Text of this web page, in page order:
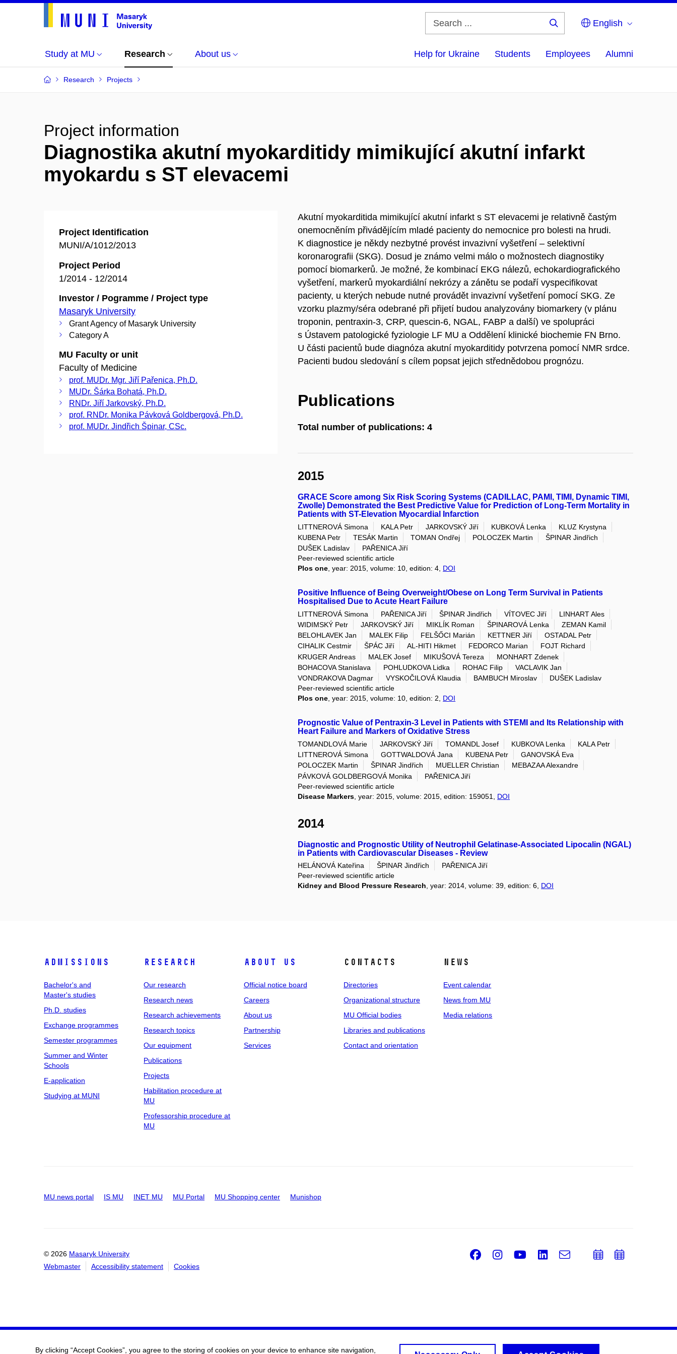
English
Study at MU Research About us Help for Ukraine Students Employees Alumni
Research Projects
Project information
Diagnostika akutní myokarditidy mimikující akutní infarkt
myokardu s ST elevacemi
Project Identification
MUNI/A/1012/2013
Project Period
1/2014 - 12/2014
Investor / Pogramme / Project type
Masaryk University
Grant Agency of Masaryk University
Category A
MU Faculty or unit
Faculty of Medicine
prof. MUDr. Mgr. Jiří Pařenica, Ph.D.
MUDr. Šárka Bohatá, Ph.D.
RNDr. Jiří Jarkovský, Ph.D.
prof. RNDr. Monika Pávková Goldbergová, Ph.D.
prof. MUDr. Jindřich Špinar, CSc.
Akutní myokarditida mimikující akutní infarkt s ST elevacemi je relativně častým
onemocněním přivádějícím mladé pacienty do nemocnice pro bolesti na hrudi.
K diagnostice je někdy nezbytné provést invazivní vyšetření – selektivní
koronarografii (SKG). Dosud je známo velmi málo o možnostech diagnostiky
pomocí biomarkerů. Je možné, že kombinací EKG nálezů, echokardiografického
vyšetření, markerů myokardiální nekrózy a zánětu se podaří vyspecifikovat
pacienty, u kterých nebude nutné provádět invazivní vyšetření pomocí SKG. Ze
vzorku plazmy/séra odebrané při přijetí budou analyzovány biomarkery (v plánu
troponin, pentraxin-3, CRP, quescin-6, NGAL, FABP a další) ve spolupráci
s Ústavem patologické fyziologie LF MU a Oddělení klinické biochemie FN Brno.
U části pacientů bude diagnóza akutní myokarditidy potvrzena pomocí NMR srdce.
Pacienti budou sledování s cílem popsat jejich střednědobou prognózu.
Publications
Total number of publications: 4
2015
GRACE Score among Six Risk Scoring Systems (CADILLAC, PAMI, TIMI, Dynamic TIMI,
Zwolle) Demonstrated the Best Predictive Value for Prediction of Long-Term Mortality in
Patients with ST-Elevation Myocardial Infarction
LITTNEROVÁ Simona KALA Petr JARKOVSKÝ Jiří KUBKOVÁ Lenka
KLUZ Krystyna
KUBENA Petr
TESÁK Martin TOMAN Ondřej POLOCZEK Martin
ŠPINAR Jindřich
DUŠEK Ladislav
PAŘENICA Jiří
Peer-reviewed scientific article
Plos one, year: 2015, volume: 10, edition: 4, DOI
Positive Influence of Being Overweight/Obese on Long Term Survival in Patients
Hospitalised Due to Acute Heart Failure
LITTNEROVÁ Simona PAŘENICA Jiří ŠPINAR Jindřich VÍTOVEC Jiří
LINHART Ales
WIDIMSKÝ Petr
JARKOVSKÝ Jiří MIKLÍK Roman ŠPINAROVÁ Lenka
ZEMAN Kamil
BELOHLAVEK Jan
MALEK Filip FELŠŐCI Marián KETTNER Jiří
OSTADAL Petr
CIHALIK Cestmir
ŠPÁC Jiří AL-HITI Hikmet FEDORCO Marian
FOJT Richard
KRUGER Andreas
MALEK Josef MIKUŠOVÁ Tereza
MONHART Zdenek
BOHACOVA Stanislava
POHLUDKOVA Lidka ROHAC Filip
VACLAVIK Jan
VONDRAKOVA Dagmar
VYSKOČILOVÁ Klaudia BAMBUCH Miroslav
DUŠEK Ladislav
Peer-reviewed scientific article
Plos one, year: 2015, volume: 10, edition: 2, DOI
Prognostic Value of Pentraxin-3 Level in Patients with STEMI and Its Relationship with
Heart Failure and Markers of Oxidative Stress
TOMANDLOVÁ Marie JARKOVSKÝ Jiří TOMANDL Josef KUBKOVA Lenka
KALA Petr
LITTNEROVÁ Simona
GOTTWALDOVÁ Jana KUBENA Petr
GANOVSKÁ Eva
POLOCZEK Martin
ŠPINAR Jindřich MUELLER Christian
MEBAZAA Alexandre
PÁVKOVÁ GOLDBERGOVÁ Monika
PAŘENICA Jiří
Peer-reviewed scientific article
Disease Markers , year: 2015, volume: 2015, edition: 159051, DOI
2014
Diagnostic and Prognostic Utility of Neutrophil Gelatinase-Associated Lipocalin (NGAL)
in Patients with Cardiovascular Diseases - Review
HELÁNOVÁ Kateřina ŠPINAR Jindřich
PAŘENICA Jiří
Peer-reviewed scientific article
Kidney and Blood Pressure Research , year: 2014, volume: 39, edition: 6, DOI
Admissions
Bachelor's and
Master's studies
Ph.D. studies
Exchange programmes
Semester programmes
Summer and Winter
Schools
E-application
Studying at MUNI
Research
Our research
Research news
Research achievements
Research topics
Our equipment
Publications
Projects
Habilitation procedure at
MU
Professorship procedure at
MU
About us
Official notice board
Careers
About us
Partnership
Services
Contacts
Directories
Organizational structure
MU Official bodies
Libraries and publications
Contact and orientation
News
Event calendar
News from MU
Media relations
MU news portal IS MU INET MU MU Portal MU Shopping center Munishop
© 2026 Masaryk University
Webmaster
Accessibility statement Cookies
Facebook
Instagram
Youtube
LinkedIn
e-
AddAdd
By clicking “Accept Cookies”, you agree to the storing of cookies on your device to enhance site navigation,